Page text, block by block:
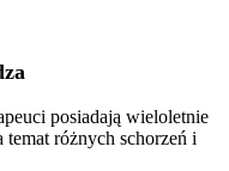
posiadają wieloletnie
temat różnych schorzeń i